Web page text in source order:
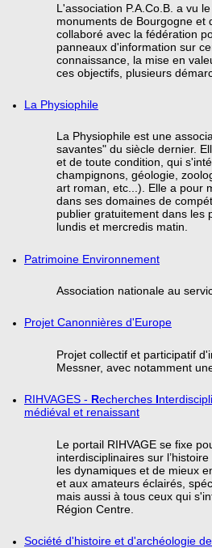
L'association P.A.Co.B. a vu
monuments de Bourgogne et
collaboré avec la fédération
panneaux d'information sur
connaissance, la mise en
ces objectifs, plusieurs
La Physiophile
La Physiophile est une
savantes" du siècle dernier.
et de toute condition, qui
champignons, géologie,
art roman, etc...). Elle a pour
dans ses domaines de
publier gratuitement dans les
lundis et mercredis matin.
Patrimoine Environnement
Association nationale au
Projet Canonnières d'Europe
Projet collectif et participatif
Messner, avec notamment
RIHVAGES - Recherches I
médiéval et renaissant
Le portail RIHVAGE se fixe
interdisciplinaires sur
les dynamiques et de mieux
et aux amateurs éclairés,
mais aussi à tous ceux qui
Région Centre.
Société d'histoire et d'archéologie